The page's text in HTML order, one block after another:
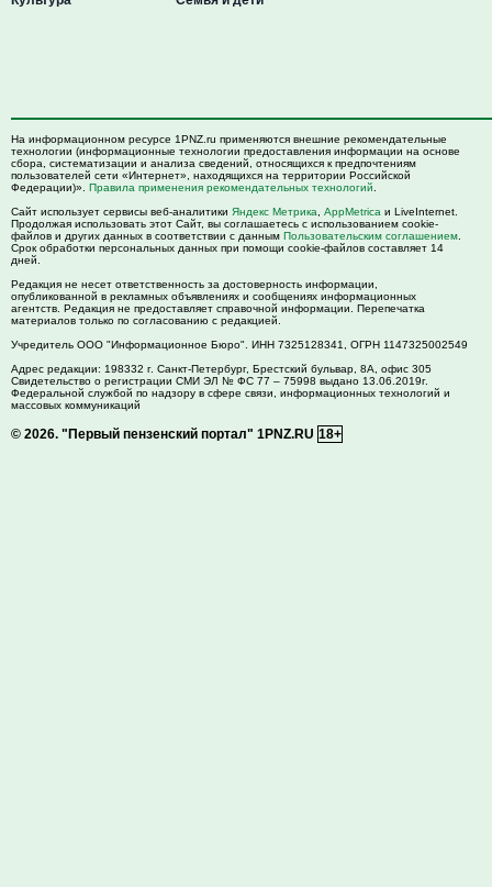
На информационном ресурсе 1PNZ.ru применяются внешние рекомендательные
технологии (информационные технологии предоставления информации на основе
сбора, систематизации и анализа сведений, относящихся к предпочтениям
пользователей сети «Интернет», находящихся на территории Российской
Федерации)». Правила применения рекомендательных технологий
Сайт использует сервисы веб-аналитики Яндекс Метрика AppMetrica и LiveInternet.
Продолжая использовать этот Сайт, вы соглашаетесь с использованием cookie-
файлов и других данных в соответствии с данным Пользовательским соглашением
Срок обработки персональных данных при помощи cookie-файлов составляет 14
дней.
Редакция не несет ответственность за достоверность информации,
опубликованной в рекламных объявлениях и сообщениях информационных
агентств. Редакция не предоставляет справочной информации. Перепечатка
материалов только по согласованию с редакцией.
Учредитель ООО "Информационное Бюро". ИНН 7325128341, ОГРН 1147325002549
Адрес редакции: 198332 г. Санкт-Петербург, Брестский бульвар, 8А, офис 305
Свидетельство о регистрации СМИ ЭЛ № ФС 77 – 75998 выдано 13.06.2019г.
Федеральной службой по надзору в сфере связи, информационных технологий и
массовых коммуникаций
© 2026. "Первый пензенский портал" 1PNZ.RU 18+